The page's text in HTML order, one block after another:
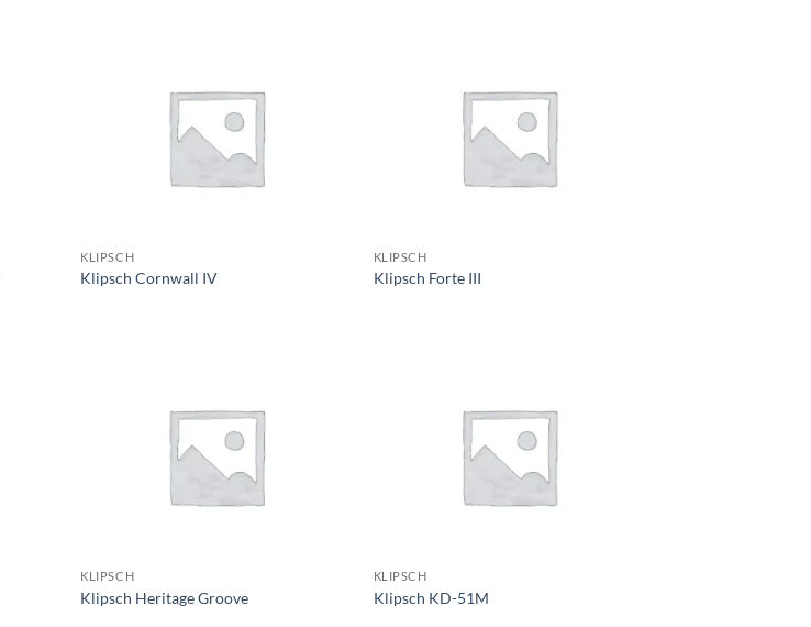
KLIPSCH
Klipsch Cornwall IV
KLIPSCH
Klipsch Forte III
KLIPSCH
Klipsch Heritage Groove
KLIPSCH
Klipsch KD-51M